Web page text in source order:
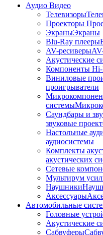
Аудио Видео
Телевизоры
Проекторы
ЭкраныЭкраны
Blu-Ray плееры
AV-ресиверы
Акустические
Компоненты
Виниловые
проигрыватели
системы
Саундбары и
звуковые
Настольные
аудиосистемы
Комплекты
акустических
Сетевые
Мультирум
Наушники
Аксессуары
Автомобильные
Головные
Акустические
Сабвуферы